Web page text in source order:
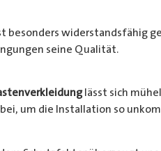
besonders widerstandsfähig
seine Qualität.
lässt sich
um die Installation so